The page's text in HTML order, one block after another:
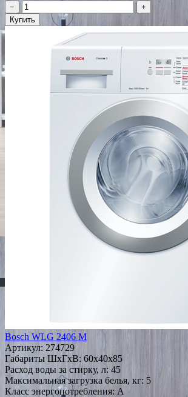
−
+
Купить
Bosch WLG 2406 M
Артикул: 274729
Габариты ШxГxВ: 60x40x85
Расход воды за стирку, л: 45
Максимальная загрузка белья, кг: 5
Класс энергопотребления: A